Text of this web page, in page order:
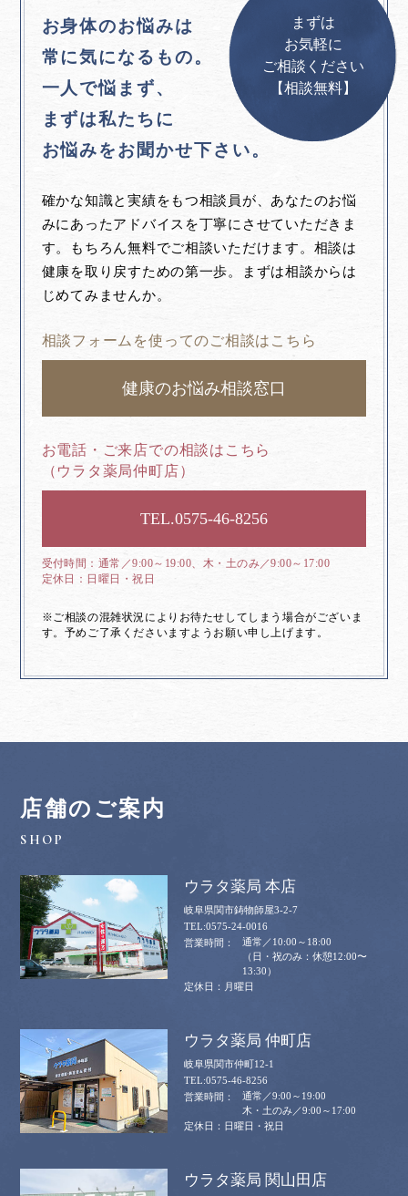
お身体のお悩みは
常に気になるもの。
一人で悩まず、
まずは私たちに
お悩みをお聞かせ下さい。
確かな知識と実績をもつ相談員が、あなたのお悩
みにあったアドバイスを丁寧にさせていただきま
す。もちろん無料でご相談いただけます。相談は
健康を取り戻すための第一歩。まずは相談からは
じめてみませんか。
相談フォームを使ってのご相談はこちら
健康のお悩み相談窓口
お電話・ご来店での相談はこちら
（ウラタ薬局仲町店）
0575-46-8256
通常／9:00～19:00、木・土のみ／9:00～17:00
日曜日・祝日
※ご相談の混雑状況によりお待たせしてしまう場合がございま
す。予めご了承くださいますようお願い申し上げます。
まずは
お気軽に
ご相談ください
【相談無料】
店舗のご案内
ウラタ薬局 本店
岐阜県関市鋳物師屋3-2-7
0575-24-0016
通常／10:00～18:00
（日・祝のみ：休憩12:00〜
13:30）
月曜日
ウラタ薬局 仲町店
岐阜県関市仲町12-1
0575-46-8256
通常／9:00～19:00
木・土のみ／9:00～17:00
日曜日・祝日
ウラタ薬局 関山田店